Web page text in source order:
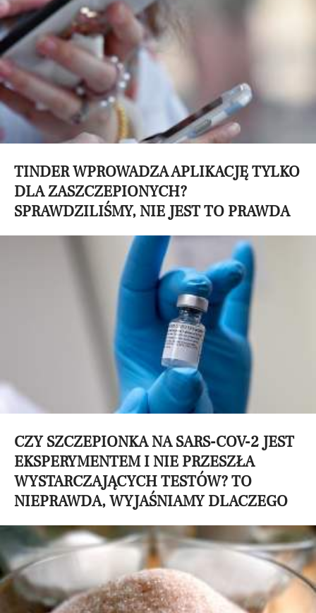
TINDER WPROWADZA APLIKACJĘ TYLKO
DLA ZASZCZEPIONYCH?
SPRAWDZILIŚMY, NIE JEST TO PRAWDA
CZY SZCZEPIONKA NA SARS-COV-2 JEST
EKSPERYMENTEM I NIE PRZESZŁA
WYSTARCZAJĄCYCH TESTÓW? TO
NIEPRAWDA, WYJAŚNIAMY DLACZEGO